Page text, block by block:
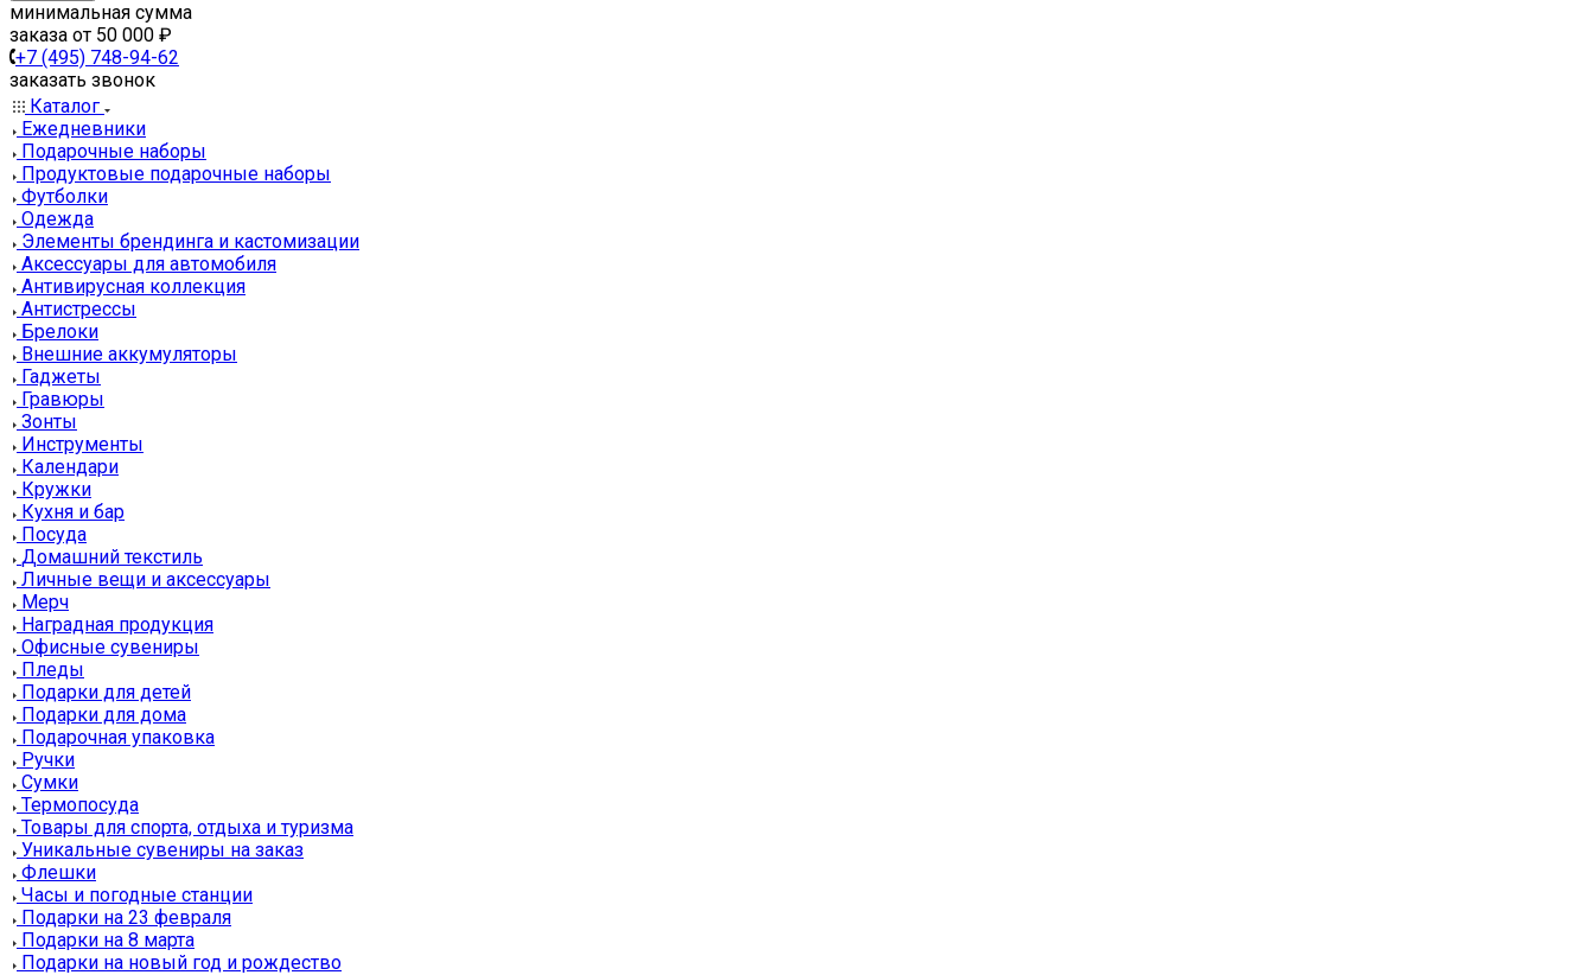
минимальная сумма
заказа от 50 000 ₽
+7 (495) 748-94-62
заказать звонок
Каталог
Ежедневники
Подарочные наборы
Продуктовые подарочные наборы
Футболки
Одежда
Элементы брендинга и кастомизации
Аксессуары для автомобиля
Антивирусная коллекция
Антистрессы
Брелоки
Внешние аккумуляторы
Гаджеты
Гравюры
Зонты
Инструменты
Календари
Кружки
Кухня и бар
Посуда
Домашний текстиль
Личные вещи и аксессуары
Мерч
Наградная продукция
Офисные сувениры
Пледы
Подарки для детей
Подарки для дома
Подарочная упаковка
Ручки
Сумки
Термопосуда
Товары для спорта, отдыха и туризма
Уникальные сувениры на заказ
Флешки
Часы и погодные станции
Подарки на 23 февраля
Подарки на 8 марта
Подарки на новый год и рождество